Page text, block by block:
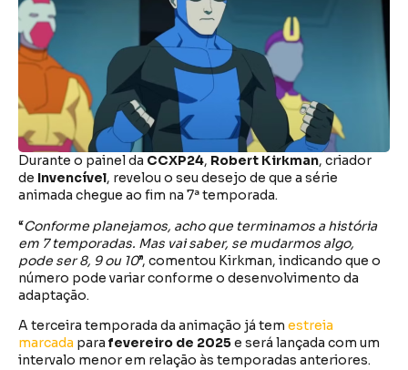
Durante o painel da CCXP24, Robert Kirkman, criador
de Invencível, revelou o seu desejo de que a série
animada chegue ao fim na 7ª temporada.
“Conforme planejamos, acho que terminamos a história
em 7 temporadas. Mas vai saber, se mudarmos algo,
pode ser 8, 9 ou 10”, comentou Kirkman, indicando que o
número pode variar conforme o desenvolvimento da
adaptação.
A terceira temporada da animação já tem estreia
marcada para fevereiro de 2025e será lançada com um
intervalo menor em relação às temporadas anteriores.